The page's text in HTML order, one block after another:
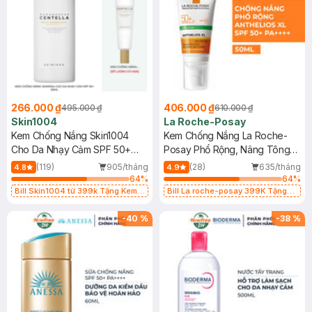
266.000 ₫495.000 ₫
Skin1004
Kem Chống Nắng Skin1004
Cho Da Nhạy Cảm SPF 50+
50ml
4.8 (119)
905/tháng
64%
Bill Skin1004 từ 399k Tặng Kem
SPF 50+ 20ml (SL Có Hạn)
406.000 ₫610.000 ₫
La Roche-Posay
Kem Chống Nắng La Roche-
Posay Phổ Rộng, Nâng Tông
Kiềm Dầu 50ml
4.9 (28)
635/tháng
64%
Bill La roche-posay 399K Tặng
(SL có hạn)
-40 % -38 %